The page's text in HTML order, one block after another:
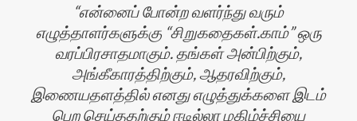
என்னைப் போன்ற வளர்ந்து வரும்
எழுத்தாளர்களுக்கு “சிறுகதைகள்.காம்” ஒரு
வரப்பிரசாதமாகும். தங்கள் அன்பிற்கும்,
அங்கீகாரத்திற்கும், ஆதரவிற்கும்,
இணையதளத்தில் எனது எழுத்துக்களை இடம்
பெற செய்ததற்கும் ஈடில்லா மகிழ்ச்சியை